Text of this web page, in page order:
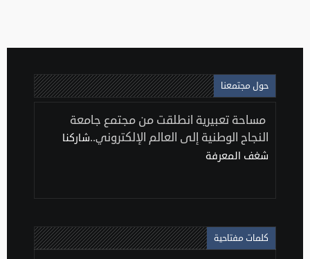
حول مجتمعنا
مساحة تعبيرية انطلقت من مجتمع جامعة
النجاح الوطنية إلى العالم الإلكتروني..شاركنا
شغف المعرفة
كلمات مفتاحية